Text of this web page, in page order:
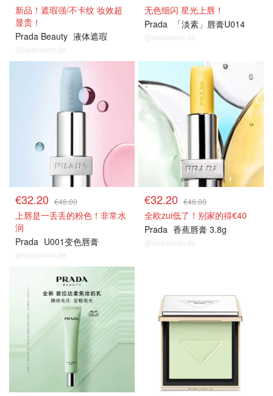
新品！遮瑕强/不卡纹 妆效超
显贵！
Prada Beauty 液体遮瑕
@dealmoon.de
无色细闪 星光上唇！
Prada
「淡素」唇膏U014
@dealmoon.de
€32.20 €46.00
上唇是一丢丢的粉色！非常水
润
Prada U001变色唇膏
@dealmoon.de
€32.20 €46.00
全欧zui低了！别家的得€40
Prada 香蕉唇膏 3.8g
@dealmoon.de